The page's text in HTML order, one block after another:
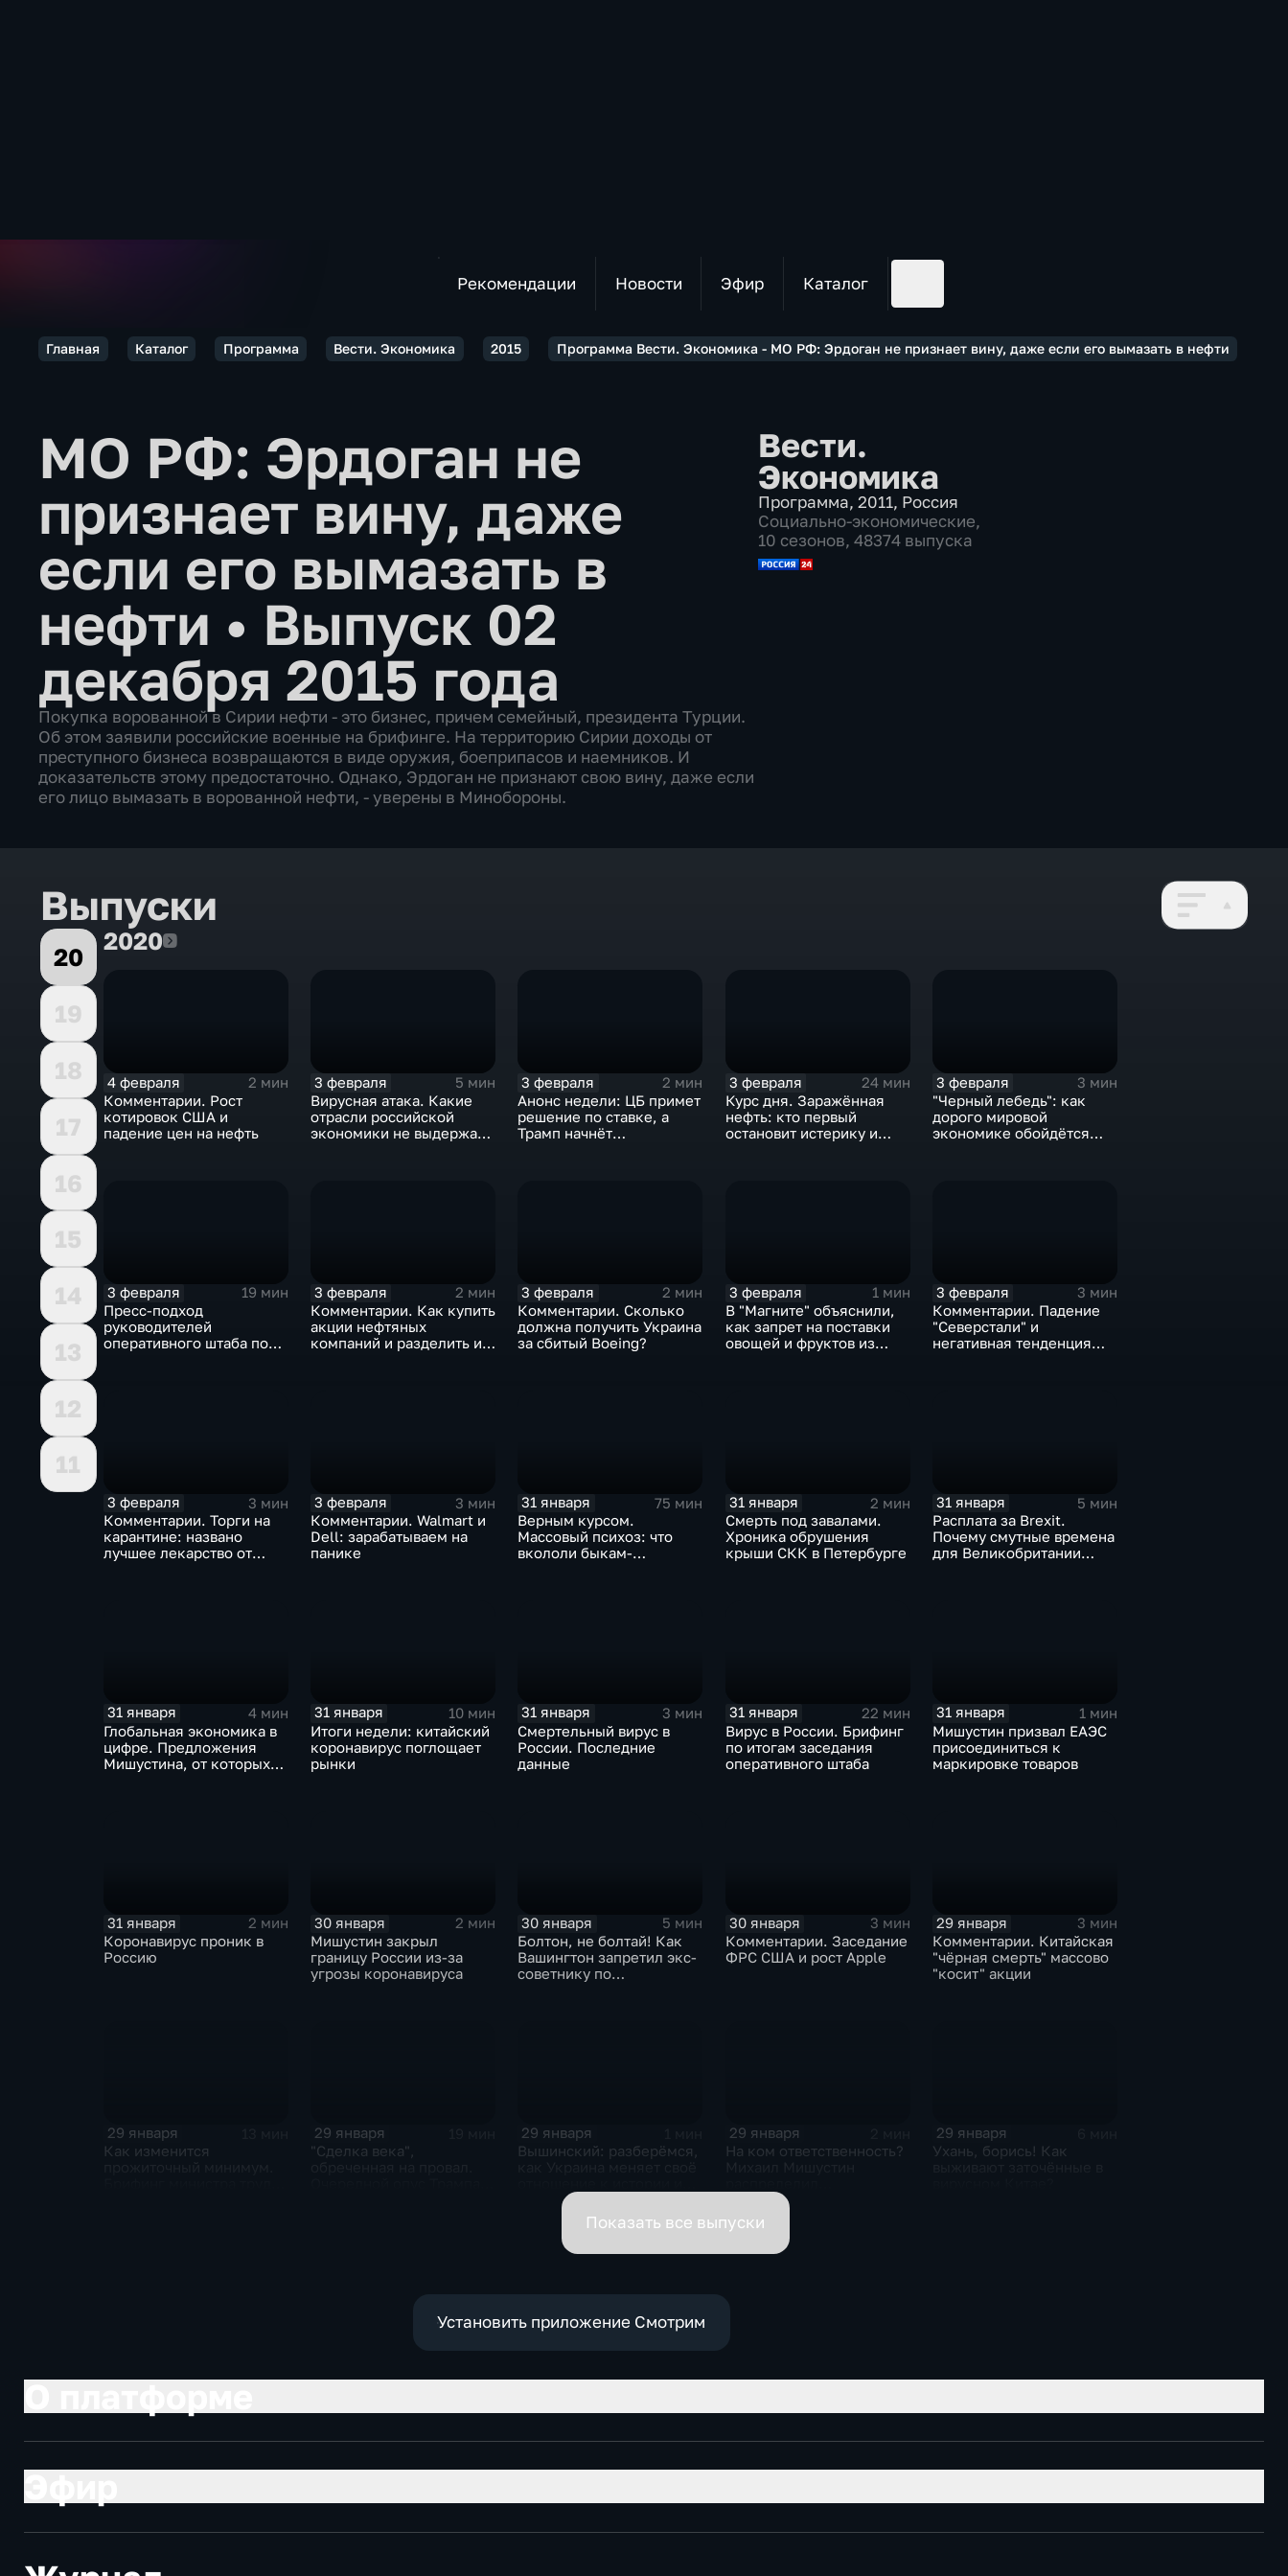
Рекомендации Новости Эфир Каталог
Главная Каталог Программа Вести. Экономика 2015 Программа Вести. Экономика - МО РФ: Эрдоган не признает вину, даже если его вымазать в нефти
МО РФ: Эрдоган не
признает вину, даже
если его вымазать в
нефти • Выпуск 02
декабря 2015 года
Покупка ворованной в Сирии нефти - это бизнес, причем семейный, президента Турции.
Об этом заявили российские военные на брифинге. На территорию Сирии доходы от
преступного бизнеса возвращаются в виде оружия, боеприпасов и наемников. И
доказательств этому предостаточно. Однако, Эрдоган не признают свою вину, даже если
его лицо вымазать в ворованной нефти, - уверены в Минобороны.
Вести.
Экономика
Программа, 2011, Россия
Социально-экономические,
10 сезонов, 48374 выпуска
Выпуски
20
19
18
17
16
15
14
13
12
11
20202020
4 февраля
2 мин
Комментарии. Рост
котировок США и
падение цен на нефть
3 февраля
5 мин
Вирусная атака. Какие
отрасли российской
экономики не выдержат
3 февраля
2 мин
Анонс недели: ЦБ примет
решение по ставке, а
Трамп начнёт
3 февраля
24 мин
Курс дня. Заражённая
нефть: кто первый
остановит истерику и
3 февраля
3 мин
"Черный лебедь": как
дорого мировой
экономике обойдётся
3 февраля
19 мин
Пресс-подход
руководителей
оперативного штаба по
3 февраля
2 мин
Комментарии. Как купить
акции нефтяных
компаний и разделить их
3 февраля
2 мин
Комментарии. Сколько
должна получить Украина
за сбитый Boeing?
3 февраля
1 мин
В "Магните" объяснили,
как запрет на поставки
овощей и фруктов из
3 февраля
3 мин
Комментарии. Падение
"Северстали" и
негативная тенденция
3 февраля
3 мин
Комментарии. Торги на
карантине: названо
лучшее лекарство от
3 февраля
3 мин
Комментарии. Walmart и
Dell: зарабатываем на
панике
31 января
75 мин
Верным курсом.
Массовый психоз: что
вкололи быкам-
31 января
2 мин
Смерть под завалами.
Хроника обрушения
крыши СКК в Петербурге
31 января
5 мин
Расплата за Brexit.
Почему смутные времена
для Великобритании
31 января
4 мин
Глобальная экономика в
цифре. Предложения
Мишустина, от которых
31 января
10 мин
Итоги недели: китайский
коронавирус поглощает
рынки
31 января
3 мин
Смертельный вирус в
России. Последние
данные
31 января
22 мин
Вирус в России. Брифинг
по итогам заседания
оперативного штаба
31 января
1 мин
Мишустин призвал ЕАЭС
присоединиться к
маркировке товаров
31 января
2 мин
Коронавирус проник в
Россию
30 января
2 мин
Мишустин закрыл
границу России из-за
угрозы коронавируса
30 января
5 мин
Болтон, не болтай! Как
Вашингтон запретил экс-
советнику по
30 января
3 мин
Комментарии. Заседание
ФРС США и рост Apple
29 января
3 мин
Комментарии. Китайская
"чёрная смерть" массово
"косит" акции
29 января
Как изменится
29 января
"Сделка века",
29 января
Вышинский: разберёмся,
почему
29 января
На ком ответственность?
обязанности вице-
премьеров
29 января
Ухань, борись! Как
Показать все выпуски
Установить приложение Смотрим